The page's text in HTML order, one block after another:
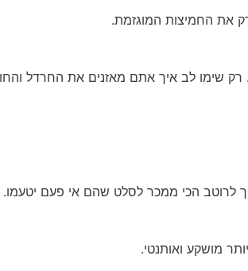
את החמיצות המוגזמת.
רק שימו לב איך אתם מאזנים את החרדל
לרוטב הכי ממכר לסלט שהם אי פעם יטעמו.
מושקע ואותנטי.